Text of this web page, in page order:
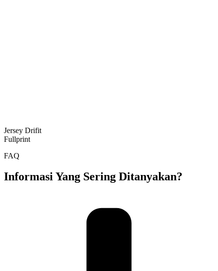
Jersey Drifit
Fullprint
FAQ
Informasi Yang Sering Ditanyakan?